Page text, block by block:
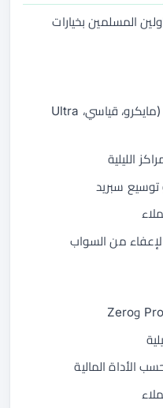
المسلمين بخيارات
متاح على جميع أنواع الحسابات (مايكرو، قياسي، Ultra
الليلية
سبريد
من السواب
الأداة المالية